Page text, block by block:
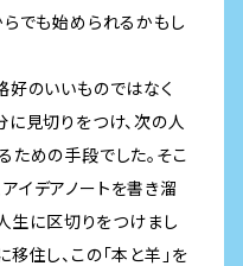
らでも始められるかもし
好のいいものではなく
に見切りをつけ、次の人
ための手段でした。そこ
イデアノートを書き溜
生に区切りをつけまし
住し、この「本と羊」を